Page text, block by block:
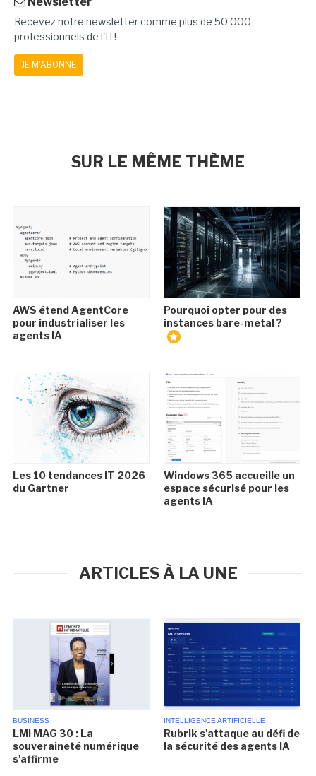
Recevez notre newsletter comme plus de 50 000
professionnels de l'IT!
JE M'ABONNE
SUR LE MÊME THÈME
AWS étend AgentCore
pour industrialiser les
agents IA
Pourquoi opter pour des
instances bare-metal ?
Les 10 tendances IT 2026
du Gartner
Windows 365 accueille un
espace sécurisé pour les
agents IA
ARTICLES À LA UNE
BUSINESS
LMI MAG 30 : La
souveraineté numérique
s'affirme
INTELLIGENCE ARTIFICIELLE
Rubrik s'attaque au défi de
la sécurité des agents IA